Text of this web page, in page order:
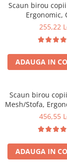
Saltele cu spuma
Saltele cu
Saltele Latex
Saltele 140x200
Saltele 180x200
Top saltele
Top saltele 5 cm
Top saltele
Top saltele
Comode living
Set mese plus
Mobilier birou
Scaune
Etajere Birou
Birouri
Scaune pentru
Scaune pentru
Scaune manager
Mobilier
Mese bucatarie
Scaune conferinta
Scaune terasa si
Scaun birou
Ergonomic,
Polipropilena,
cm,
255,22
ADAUGA IN
Scaun birou
Mesh/Stofa,
metalic, Inaltime
Roz
456,55
ADAUGA IN